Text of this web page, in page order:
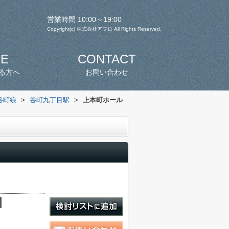
営業時間 10:00～19:00
Copyright(c) 株式会社アフロ All Rights Reserved.
方へ
CONTACT
お問い合わせ
町線 > 谷町九丁目駅 > 上本町ホール